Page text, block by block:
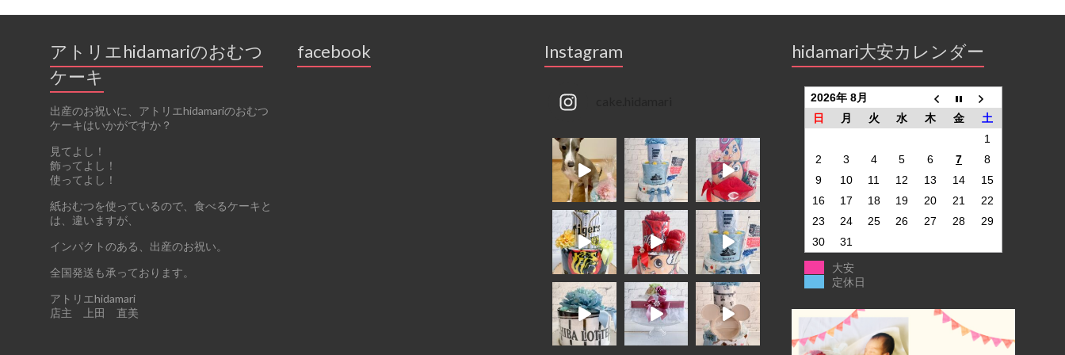
アトリエhidamariのおむつ
ケーキ
出産のお祝いに、アトリエhidamariのおむつ
ケーキはいかがですか？
見てよし！
飾ってよし！
使ってよし！
紙おむつを使っているので、食べるケーキと
は、違いますが、
インパクトのある、出産のお祝い。
全国発送も承っております。
アトリエhidamari
店主 上田 直美
facebook Instagram hidamari大安カレンダー
2026年 8月
日
月 火 水 木 金
土
1
2
3 4 5 6 7
8
9
10 11 12 13 14
15
16
17 18 19 20 21
22
23
24 25 26 27 28
29
30
31
大安
定休日